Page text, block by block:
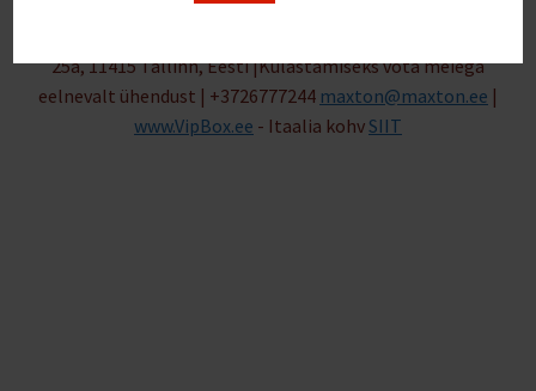
25a, 11415 Tallinn, Eesti |Külastamiseks võta meiega
eelnevalt ühendust | +3726777244 maxton@maxton.ee |
www.VipBox.ee - Itaalia kohvSIIT